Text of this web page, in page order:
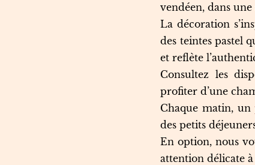
vendéen, dans
La décoration
des teintes pastel
et reflète
Consultez les
profiter d’une
Chaque matin, un
des petits
En option, nous
attention délicate